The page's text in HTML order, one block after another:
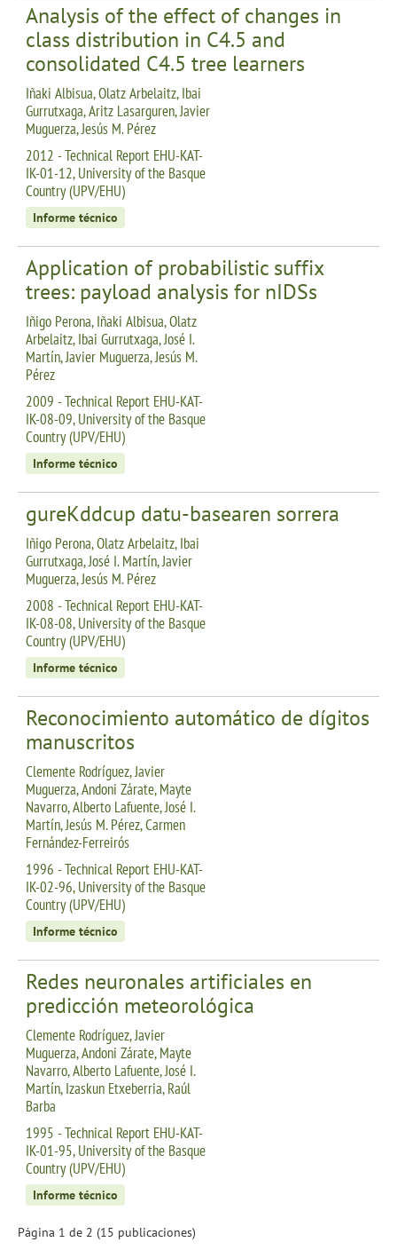
Analysis of the effect of changes in
class distribution in C4.5 and
consolidated C4.5 tree learners
Iñaki Albisua, Olatz Arbelaitz, Ibai
Gurrutxaga, Aritz Lasarguren, Javier
Muguerza, Jesús M. Pérez
2012 - Technical Report EHU-KAT-
IK-01-12, University of the Basque
Country (UPV/EHU)
Informe técnico
Application of probabilistic suffix
trees: payload analysis for nIDSs
Iñigo Perona, Iñaki Albisua, Olatz
Arbelaitz, Ibai Gurrutxaga, José I.
Martín, Javier Muguerza, Jesús M.
Pérez
2009 - Technical Report EHU-KAT-
IK-08-09, University of the Basque
Country (UPV/EHU)
Informe técnico
gureKddcup datu-basearen sorrera
Iñigo Perona, Olatz Arbelaitz, Ibai
Gurrutxaga, José I. Martín, Javier
Muguerza, Jesús M. Pérez
2008 - Technical Report EHU-KAT-
IK-08-08, University of the Basque
Country (UPV/EHU)
Informe técnico
Reconocimiento automático de dígitos
manuscritos
Clemente Rodríguez, Javier
Muguerza, Andoni Zárate, Mayte
Navarro, Alberto Lafuente, José I.
Martín, Jesús M. Pérez, Carmen
Fernández-Ferreirós
1996 - Technical Report EHU-KAT-
IK-02-96, University of the Basque
Country (UPV/EHU)
Informe técnico
Redes neuronales artificiales en
predicción meteorológica
Clemente Rodríguez, Javier
Muguerza, Andoni Zárate, Mayte
Navarro, Alberto Lafuente, José I.
Martín, Izaskun Etxeberria, Raúl
Barba
1995 - Technical Report EHU-KAT-
IK-01-95, University of the Basque
Country (UPV/EHU)
Informe técnico
Página 1 de 2 (15 publicaciones)